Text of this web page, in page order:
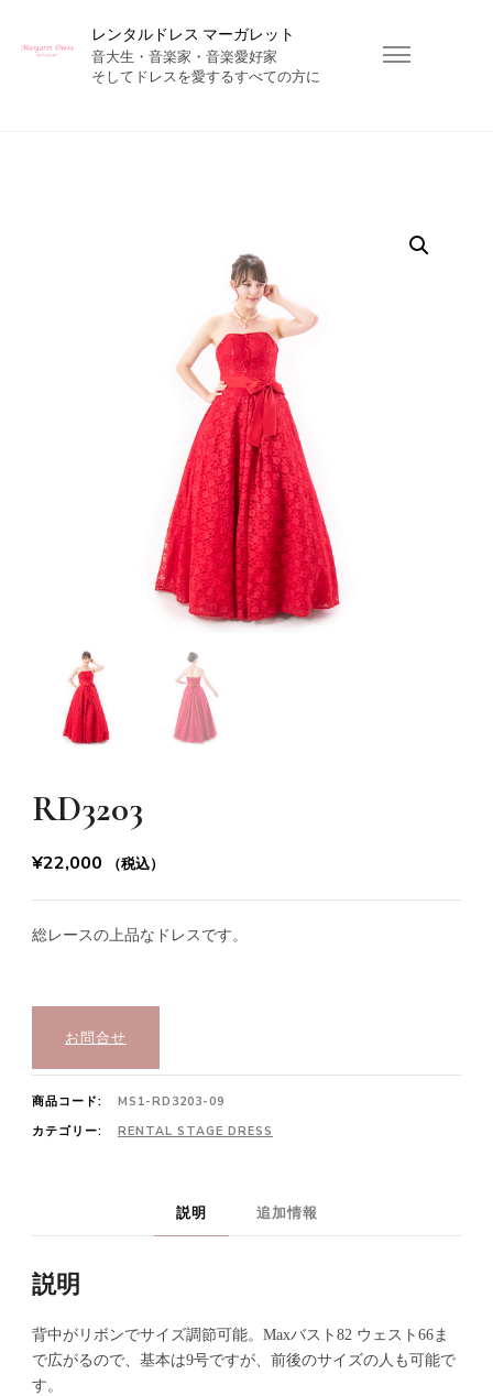
レンタルドレス マーガレット
音大生・音楽家・音楽愛好家
RD3203
¥22,000 （税込）
総レースの上品なドレスです。
お問合せ
商品コード:
MS1-RD3203-09
カテゴリー:
RENTAL STAGE DRESS
説明 追加情報
説明
背中がリボンでサイズ調節可能。Maxバスト82 ウェスト66ま
で広がるので、基本は9号ですが、前後のサイズの人も可能で
す。